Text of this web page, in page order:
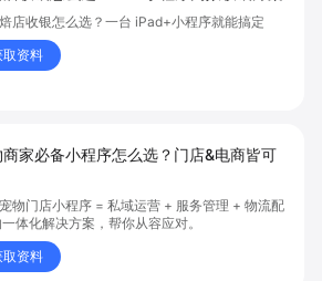
店收银怎么选？一台 iPad+小程序就能搞定
取资料
家必备小程序怎么选？门店&电商皆可
物门店小程序 = 私域运营 + 服务管理 + 物流配
体化解决方案，帮你从容应对。
取资料